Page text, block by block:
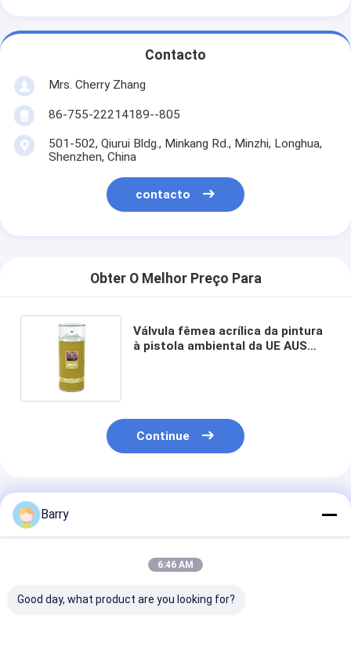
Contacto
Mrs. Cherry Zhang
86-755-22214189--805
501-502, Qiurui Bldg., Minkang Rd., Minzhi, Longhua,
Shenzhen, China
contacto
Obter O Melhor Preço Para
Válvula fêmea acrílica da pintura
à pistola ambiental da UE AUS
Continue
Produtos Recomendados
Barry
6:46 AM
Good day, what product are you looking for?